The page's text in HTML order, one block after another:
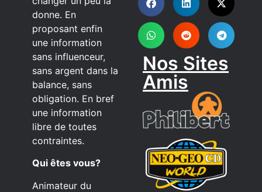
donne. En
proposant enfin
une information
sans influenceur,
sans argent dans la
balance, sans
obligation. En bref
une information
libre de toutes
contraintes.
Qui êtes vous?
Animateur du
Nos Sites
Amis